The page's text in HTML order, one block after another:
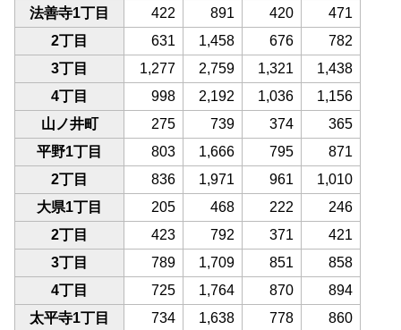
法善寺1丁目
422 891 420
471
2丁目
631 1,458 676
782
3丁目
1,277 2,759 1,321
1,438
4丁目
998 2,192 1,036
1,156
山ノ井町
275 739 374
365
平野1丁目
803 1,666 795
871
2丁目
836 1,971 961
1,010
大県1丁目
205 468 222
246
2丁目
423 792 371
421
3丁目
789 1,709 851
858
4丁目
725 1,764 870
894
太平寺1丁目
734 1,638 778
860